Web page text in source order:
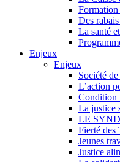
Des
La santé
Enjeux
Enjeux
Société
L’action
Condition
La justice
LE
Fierté
Jeunes
Justice